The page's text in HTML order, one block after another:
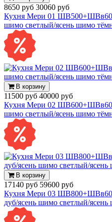
8650 руб 30060 руб
Кухня Мери 01
шимо светлый/ясень шимо
В корзину
11500 руб 40000 руб
Кухня Мери 02
шимо светлый/ясень шимо
В корзину
17140 руб 59600 руб
Кухня Мери 03
дуб/ясень шимо светлый/